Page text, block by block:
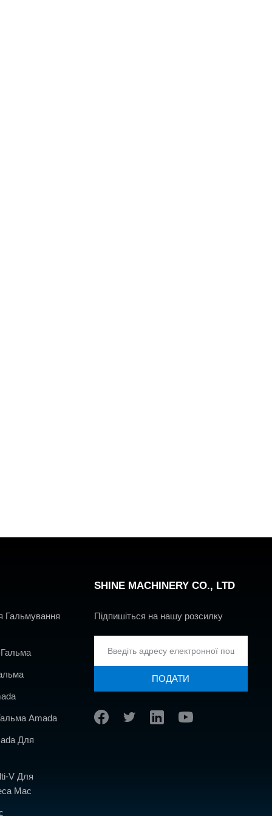
Гальмування
Amada
Для
V Для
Mac
SHINE MACHINERY CO., LTD
Підпишіться на нашу розсилку
ПОДАТИ